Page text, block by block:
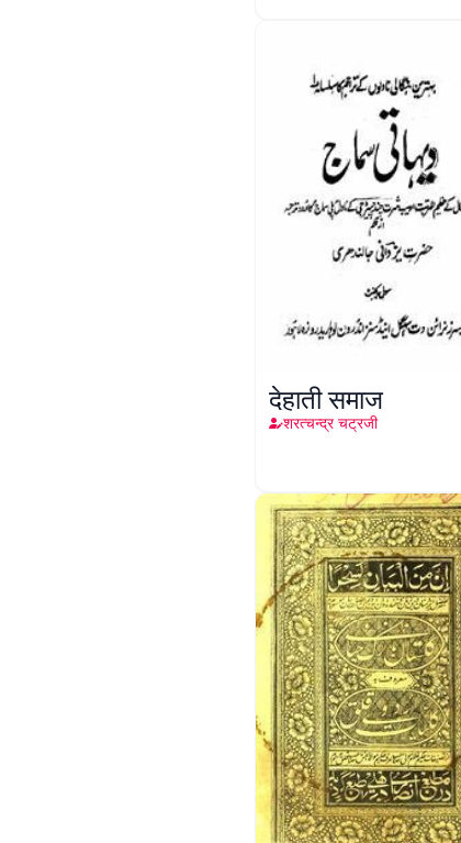
देहाती समाज
शरत्चन्द्र चट्रजी